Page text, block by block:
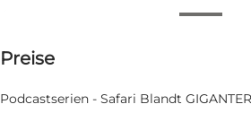
Nach Monat filtern
3 August
Montag
Preise
Podcastserien - Safari Blandt GIGANTER